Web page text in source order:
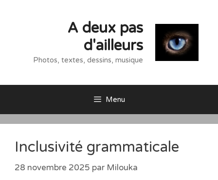
A deux pas
d'ailleurs
Photos, textes, dessins, musique
Menu
Inclusivité grammaticale
28 novembre 2025 par Milouka